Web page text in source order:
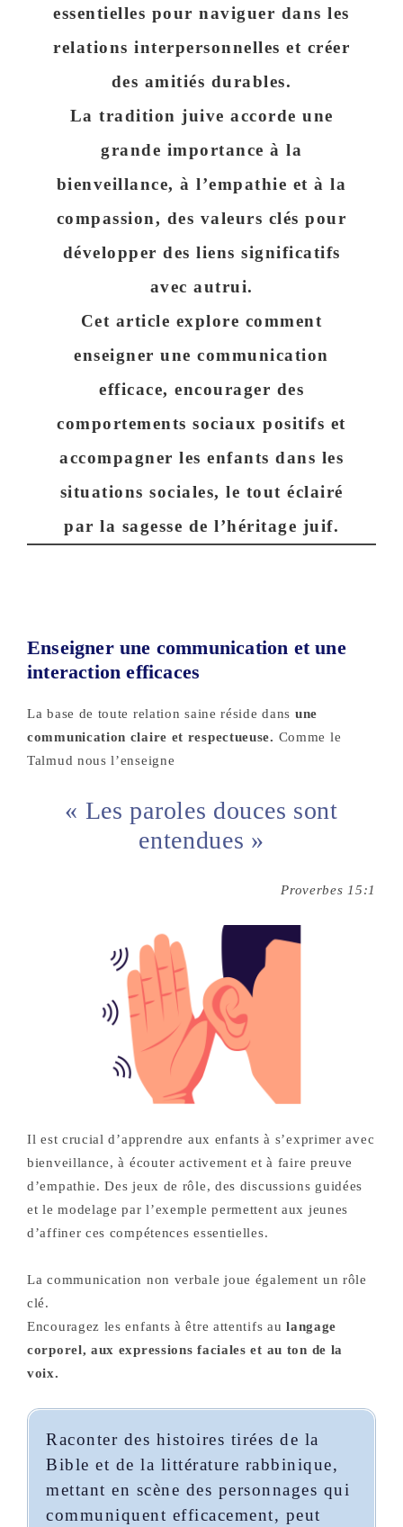
essentielles pour naviguer dans les
relations interpersonnelles et créer
des amitiés durables.
La tradition juive accorde une
grande importance à la
bienveillance, à l’empathie et à la
compassion, des valeurs clés pour
développer des liens significatifs
avec autrui.
Cet article explore comment
enseigner une communication
efficace, encourager des
comportements sociaux positifs et
accompagner les enfants dans les
situations sociales, le tout éclairé
par la sagesse de l’héritage juif.
Enseigner une communication et une
interaction efficaces
La base de toute relation saine réside dans une
communication claire et respectueuse. Comme le
Talmud nous l’enseigne
« Les paroles douces sont
entendues »
Proverbes 15:1
Il est crucial d’apprendre aux enfants à s’exprimer avec
bienveillance, à écouter activement et à faire preuve
d’empathie. Des jeux de rôle, des discussions guidées
et le modelage par l’exemple permettent aux jeunes
d’affiner ces compétences essentielles.
La communication non verbale joue également un rôle
clé.
Encouragez les enfants à être attentifs aulangage
corporel, aux expressions faciales et au ton de la
voix.
Raconter des histoires tirées de la
Bible et de la littérature rabbinique,
mettant en scène des personnages qui
communiquent efficacement, peut